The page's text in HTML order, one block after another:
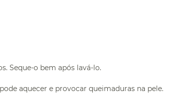
Seque-o bem após lavá-lo.
aquecer e provocar queimaduras na pele.